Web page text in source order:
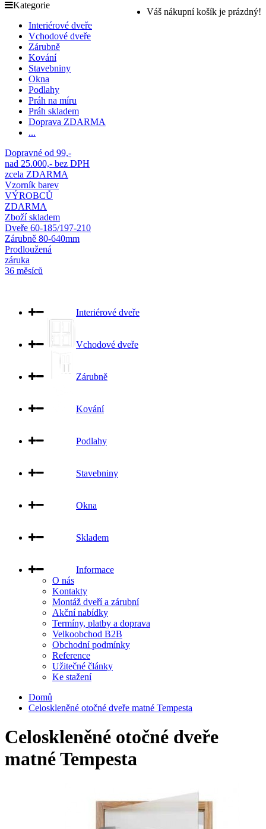
Váš nákupní košík je prázdný!
Kategorie
Interiérové dveře
Vchodové dveře
Zárubně
Kování
Stavebniny
Okna
Podlahy
Práh na míru
Práh skladem
Doprava ZDARMA
...
Dopravné od 99,-
nad 25.000,- bez DPH
zcela ZDARMA
Vzorník barev
VÝROBCŮ
ZDARMA
Zboží skladem
Dveře 60-185/197-210
Zárubně 80-640mm
Prodloužená
záruka
36 měsíců
Interiérové dveře
Vchodové dveře
Zárubně
Kování
Podlahy
Stavebniny
Okna
Skladem
Informace
O nás
Kontakty
Montáž dveří a zárubní
Akční nabídky
Termíny, platby a doprava
Velkoobchod B2B
Obchodní podmínky
Reference
Užitečné články
Ke stažení
Domů
Celoskleněné otočné dveře matné Tempesta
Celoskleněné otočné dveře
matné Tempesta